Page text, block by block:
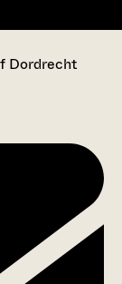
Dordrecht